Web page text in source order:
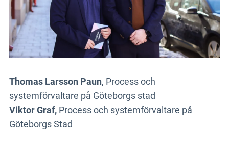
Thomas Larsson Paun, Process och
systemförvaltare på Göteborgs stad
Viktor Graf, Process och systemförvaltare på
Göteborgs Stad